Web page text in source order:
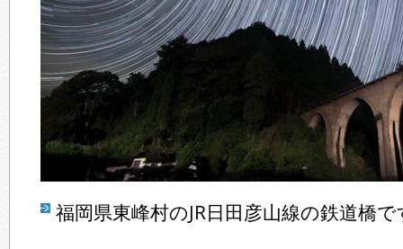
福岡県東峰村のJR日田彦山線の鉄道橋で